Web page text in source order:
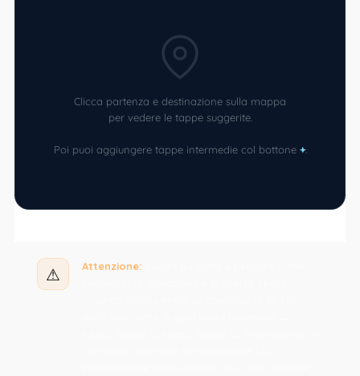
Clicca partenza e destinazione sulla mappa
per vedere le tappe suggerite.
Poi puoi aggiungere tappe intermedie col bottone +.
⚠ Attenzione:questa funzione è pensata come